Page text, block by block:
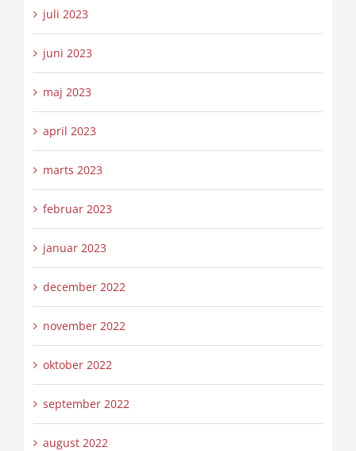
juli 2023
juni 2023
maj 2023
april 2023
marts 2023
februar 2023
januar 2023
december 2022
november 2022
oktober 2022
september 2022
august 2022